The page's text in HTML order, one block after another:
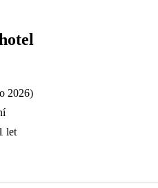
2026)
let